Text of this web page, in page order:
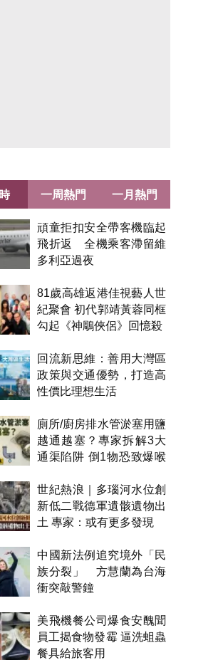
頑童拒扣安全帶客機臨起
飛折返 全機乘客滯留維
多利亞過夜
81歲高雄返港佳視藝人世
紀聚會 初代郭靖黃蓉同框
勾起《神鵰俠侶》回憶殺
回流新思維：善用大灣區
政策與交通優勢，打造高
性價比理想生活
廁所/廚房排水管淤塞用鹽
越通越塞？專家拆解3大
通渠陷阱 倒1物恐致爆喉
世紀熱浪｜多瑙河水位創
新低二戰德軍遺骸遺物出
土 專家：或有更多發現
中國新法例追究境外「民
族分裂」 方慧蘭為台海
衝突敲警鐘
美飛機餐公司爆食安醜聞
員工揭食物發霉 逼洗蛆蟲
餐具給旅客用
一周熱門 一月熱門